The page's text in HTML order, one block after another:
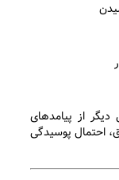
دیگر از پیامدهای
احتمال پوسیدگی